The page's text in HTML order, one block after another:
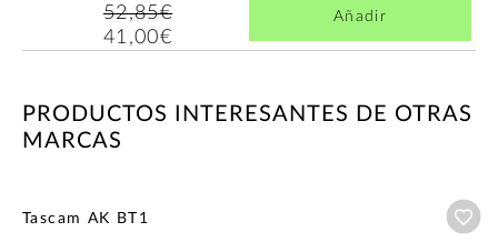
52,85€
41,00€
Añadir
PRODUCTOS INTERESANTES DE OTRAS
MARCAS
Tascam AK BT1